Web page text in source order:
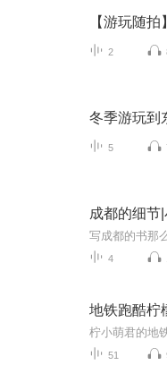
【游玩随拍】
2
冬季游玩到
5
成都的细节
4
地铁跑酷柠
51